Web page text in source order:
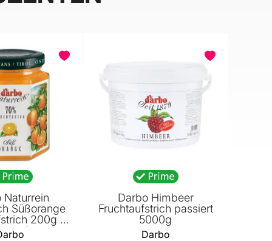
Naturrein
Süßorange
200g –
Aufstrich
Darbo Himbeer
Fruchtaufstrich passiert
5000g
Darbo